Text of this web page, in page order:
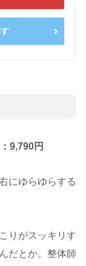
9,790円
にゆらゆらする
りがスッキリす
だとか。整体師